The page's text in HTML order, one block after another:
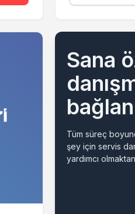
Sana
Tüm süreç
şey için servis
yardımcı